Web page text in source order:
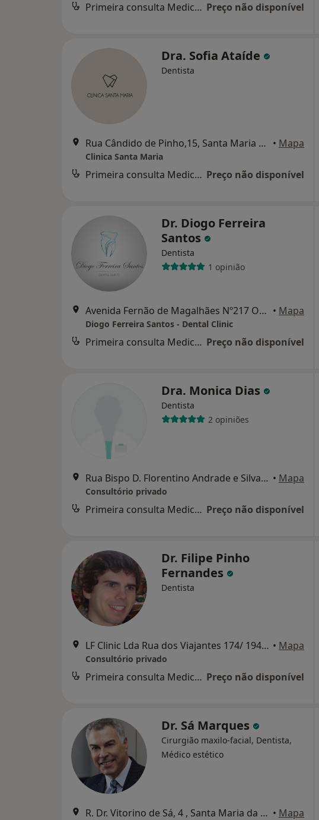
Primeira consulta Medicina dentária Preço não disponível
Dra. Sofia Ataíde
Dentista
Rua Cândido de Pinho,15, Santa Maria da Feira • Mapa
Clinica Santa Maria
Primeira consulta Medicina dentária Preço não disponível
Dr. Diogo Ferreira
Santos
Dentista
1 opinião
Avenida Fernão de Magalhães Nº217 Ovar, Ovar • Mapa
Diogo Ferreira Santos - Dental Clinic
Primeira consulta Medicina dentária Preço não disponível
Dra. Monica Dias
Dentista
2 opiniões
Rua Bispo D. Florentino Andrade e Silva nº76, Santa Maria da Feira • Mapa
Consultório privado
Primeira consulta Medicina dentária Preço não disponível
Dr. Filipe Pinho
Fernandes
Dentista
LF Clinic Lda Rua dos Viajantes 174/ 194, São João Da Madeira • Mapa
Consultório privado
Primeira consulta Medicina dentária Preço não disponível
Dr. Sá Marques
Cirurgião maxilo-facial, Dentista,
Médico estético
R. Dr. Vitorino de Sá, 4 , Santa Maria da Feira • Mapa